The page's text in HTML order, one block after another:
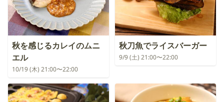
秋を感じるカレイのムニ
エル
10/19 (木) 21:00〜22:00
秋刀魚でライスバーガー
9/9 (土) 21:00〜22:00